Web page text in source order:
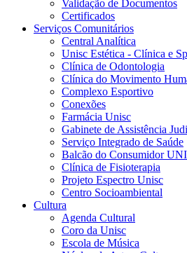
Validação de Documentos
Certificados
Serviços Comunitários
Central Analítica
Unisc Estética - Clínica e
Clínica de Odontologia
Clínica do Movimento
Complexo Esportivo
Conexões
Farmácia Unisc
Gabinete de Assistência
Serviço Integrado de Saúde
Balcão do Consumidor
Clínica de Fisioterapia
Projeto Espectro Unisc
Centro Socioambiental
Cultura
Agenda Cultural
Coro da Unisc
Escola de Música